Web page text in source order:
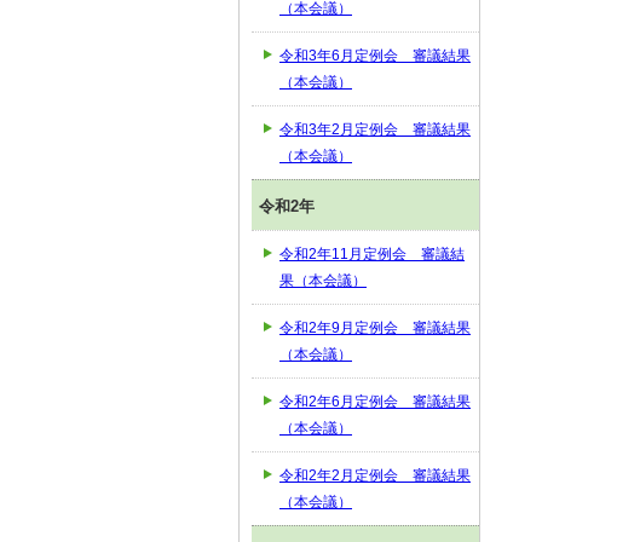
（本会議）
令和3年6月定例会 審議結果
（本会議）
令和3年2月定例会 審議結果
（本会議）
令和2年
令和2年11月定例会 審議結
果（本会議）
令和2年9月定例会 審議結果
（本会議）
令和2年6月定例会 審議結果
（本会議）
令和2年2月定例会 審議結果
（本会議）